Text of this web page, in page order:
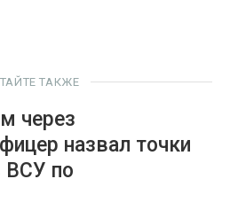
ТАКЖЕ
через
назвал точки
ВСУ по